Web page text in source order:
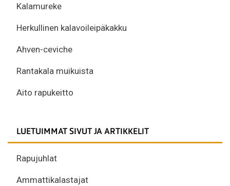
Kalamureke
Herkullinen kalavoileipäkakku
Ahven-ceviche
Rantakala muikuista
Aito rapukeitto
LUETUIMMAT SIVUT JA ARTIKKELIT
Rapujuhlat
Ammattikalastajat